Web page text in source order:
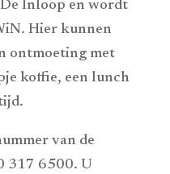
Inloop en wordt
Hier kunnen
ontmoeting met
koffie, een lunch
van de
317 6500. U